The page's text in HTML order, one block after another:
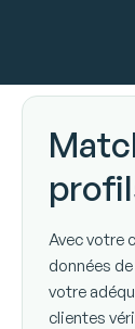
Avec votre
données
votre
clientes